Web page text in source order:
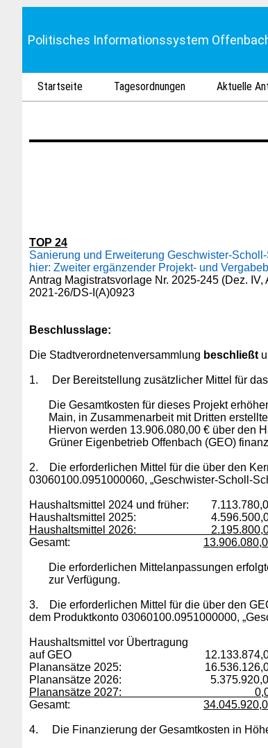
Politisches Informationssystem
Startseite Tagesordnungen Aktuelle
TOP 24
Sanierung und Erweiterung Geschwister-
hier: Zweiter ergänzender Projekt- und
Antrag Magistratsvorlage Nr. 2025-245 (Dez. IV,
2021-26/DS-I(A)0923
Beschlusslage:
Die Stadtverordnetenversammlung beschließt
1. Der Bereitstellung zusätzlicher Mittel für
Die Gesamtkosten für dieses Projekt
Main, in Zusammenarbeit mit Dritten
Hiervon werden 13.906.080,00 € über den
Grüner Eigenbetrieb Offenbach (GEO)
2.
Die erforderlichen Mittel für die über den
03060100.0951000060, „Geschwister-Scholl-
Haushaltsmittel 2024 und früher:
Haushaltsmittel 2025:
Haushaltsmittel 2026:
Gesamt:
Dieerforderlichen Mittelanpassungen
zur Verfügung.
3.
Die erforderlichen Mittel für die über den
dem Produktkonto 03060100.0951000000,
Haushaltsmittel vor Übertragung
auf GEO
Planansätze 2025:
Planansätze 2026:
Planansätze 2027:
Gesamt:
4. Die Finanzierung der Gesamtkosten in